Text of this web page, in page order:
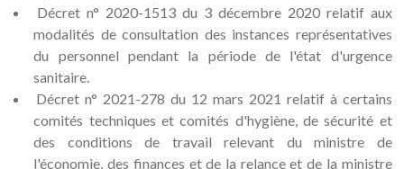
Décret n° 2020-1513 du 3 décembre 2020 relatif aux
modalités de consultation des instances représentatives
du personnel pendant la période de l'état d'urgence
sanitaire.
Décret n° 2021-278 du 12 mars 2021 relatif à certains
comités techniques et comités d'hygiène, de sécurité et
des conditions de travail relevant du ministre de
l'économie, des finances et de la relance et de la ministre